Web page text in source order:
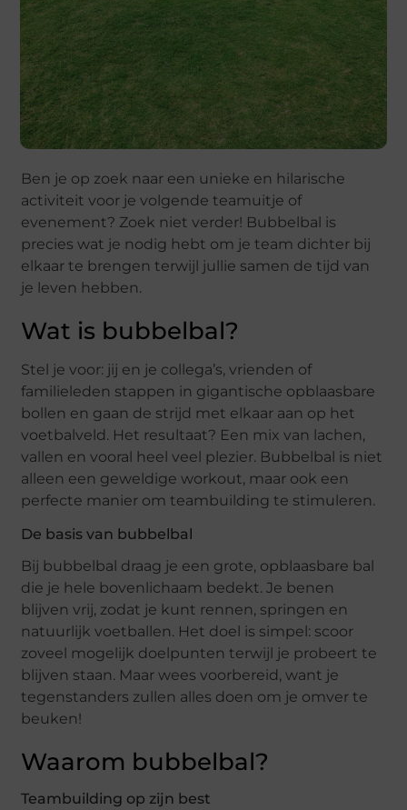
Ben je op zoek naar een unieke en hilarische
activiteit voor je volgende teamuitje of
evenement? Zoek niet verder! Bubbelbal is
precies wat je nodig hebt om je team dichter bij
elkaar te brengen terwijl jullie samen de tijd van
je leven hebben.
Wat is bubbelbal?
Stel je voor: jij en je collega’s, vrienden of
familieleden stappen in gigantische opblaasbare
bollen en gaan de strijd met elkaar aan op het
voetbalveld. Het resultaat? Een mix van lachen,
vallen en vooral heel veel plezier. Bubbelbal is niet
alleen een geweldige workout, maar ook een
perfecte manier om teambuilding te stimuleren.
De basis van bubbelbal
Bij bubbelbal draag je een grote, opblaasbare bal
die je hele bovenlichaam bedekt. Je benen
blijven vrij, zodat je kunt rennen, springen en
natuurlijk voetballen. Het doel is simpel: scoor
zoveel mogelijk doelpunten terwijl je probeert te
blijven staan. Maar wees voorbereid, want je
tegenstanders zullen alles doen om je omver te
beuken!
Waarom bubbelbal?
Teambuilding op zijn best